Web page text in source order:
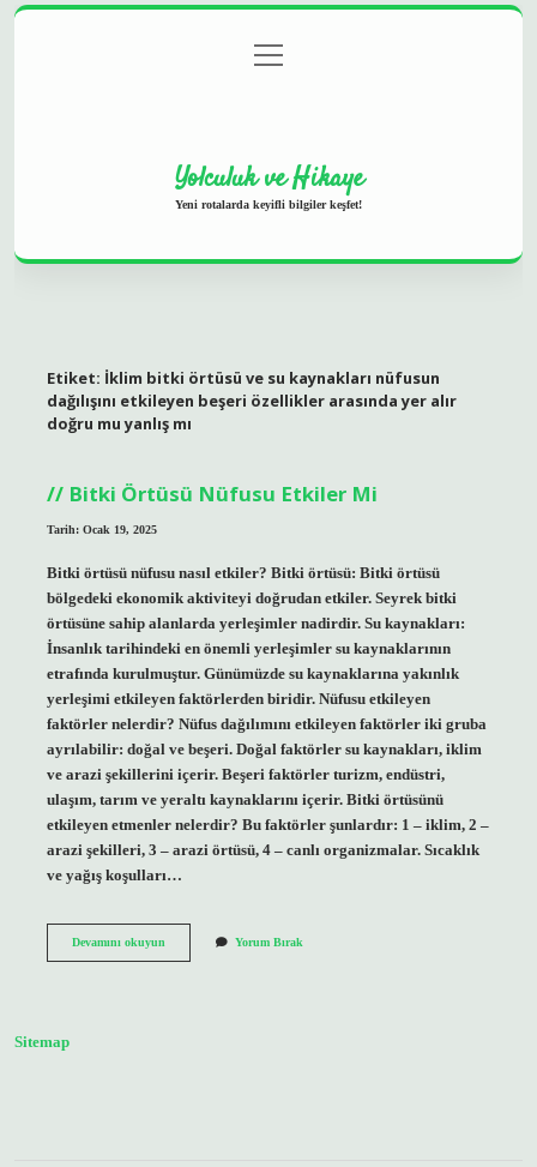
Gizlilik Politikası
menüyü
aç
Yolculuk ve Hikaye
Yeni rotalarda keyifli bilgiler keşfet!
Etiket: İklim bitki örtüsü ve su kaynakları nüfusun
dağılışını etkileyen beşeri özellikler arasında yer alır
doğru mu yanlış mı
Bitki Örtüsü Nüfusu Etkiler Mi
Tarih: Ocak 19, 2025
Bitki örtüsü nüfusu nasıl etkiler? Bitki örtüsü: Bitki örtüsü
bölgedeki ekonomik aktiviteyi doğrudan etkiler. Seyrek bitki
örtüsüne sahip alanlarda yerleşimler nadirdir. Su kaynakları:
İnsanlık tarihindeki en önemli yerleşimler su kaynaklarının
etrafında kurulmuştur. Günümüzde su kaynaklarına yakınlık
yerleşimi etkileyen faktörlerden biridir. Nüfusu etkileyen
faktörler nelerdir? Nüfus dağılımını etkileyen faktörler iki gruba
ayrılabilir: doğal ve beşeri. Doğal faktörler su kaynakları, iklim
ve arazi şekillerini içerir. Beşeri faktörler turizm, endüstri,
ulaşım, tarım ve yeraltı kaynaklarını içerir. Bitki örtüsünü
etkileyen etmenler nelerdir? Bu faktörler şunlardır: 1 – iklim, 2 –
arazi şekilleri, 3 – arazi örtüsü, 4 – canlı organizmalar. Sıcaklık
ve yağış koşulları…
Devamını okuyunBitki
Yorum Bırak
Sitemap